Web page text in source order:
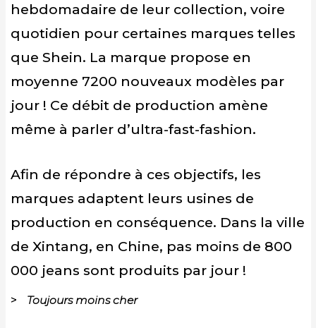
hebdomadaire de leur collection, voire
quotidien pour certaines marques telles
que Shein. La marque propose en
moyenne 7200 nouveaux modèles par
jour ! Ce débit de production amène
même à parler d’ultra-fast-fashion.
Afin de répondre à ces objectifs, les
marques adaptent leurs usines de
production en conséquence. Dans la ville
de Xintang, en Chine, pas moins de 800
000 jeans sont produits par jour !
Toujours moins cher